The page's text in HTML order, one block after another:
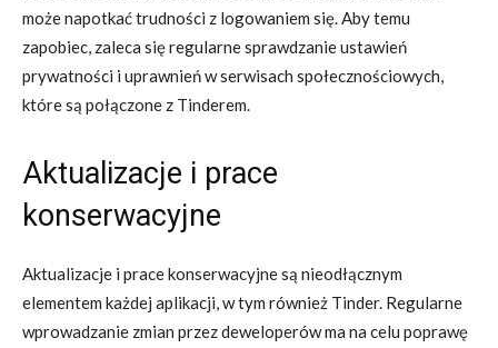
może napotkać trudności z logowaniem się. Aby temu
zapobiec, zaleca się regularne sprawdzanie ustawień
prywatności i uprawnień w serwisach społecznościowych,
które są połączone z Tinderem.
Aktualizacje i prace
konserwacyjne
Aktualizacje i prace konserwacyjne są nieodłącznym
elementem każdej aplikacji, w tym również Tinder. Regularne
wprowadzanie zmian przez deweloperów ma na celu poprawę